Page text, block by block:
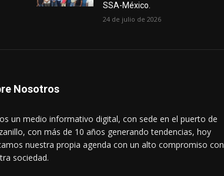
SSA-México.
24 de julio de 2026
Nosotros
un medio informativo digital, con sede en el puerto de
con más de 10 años generando tendencias, hoy
nuestra propia agenda con un alto compromiso con
sociedad.